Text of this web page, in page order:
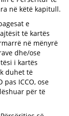
në këtë kapitull.
e
të kartës
në mënyrë
dhe/ose
i kartës
duhet të
ICCO, ose
për të